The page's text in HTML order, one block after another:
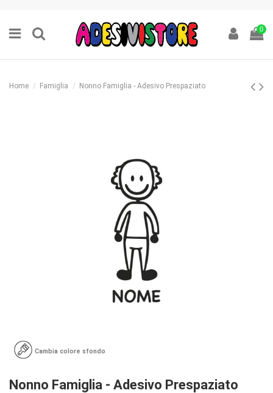
0
Home Famiglia Nonno Famiglia - Adesivo Prespaziato
Cambia colore sfondo
Nonno Famiglia - Adesivo Prespaziato